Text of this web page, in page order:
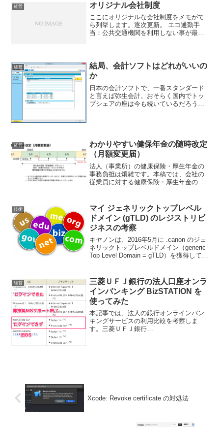
が、この新サービスは、水力...
経営 オリジナル会社制度
ここにオリジナルな会社制度をメモがて
ら列挙します。逐次更新。 エコ通勤手
当：公共交通機関を利用しない事が最善
き。自転車通勤時の万が一...
経営
結局、会計ソフトはどれがいいの
か
日本の会計ソフトで、一番スタンダード
と言えば弥生会計。おそらく国内でトッ
プシェアの座は今も続いているだろう。
経営
わかりやすい健保年金の随時改定
（月額変更届）
法人（事業所）の健康保険・厚生年金の
事務負担は煩雑です。本稿では、会社の
従業員に対する健康保険・厚生年金の保
て定時と随時の二種類があります。正式
には「定時決定（算定基礎...
技術
マイ ジェネリックトップレベル
ドメイン (gTLD) のレジストリビ
ジネスの考察
キヤノンは、2016年5月に .canon のジェ
ネリックトップレベルドメイン（generic
Top Level Domain = gTLD）を獲得して、
経営
三菱ＵＦＪ銀行の法人口座オンラ
インバンキング BizSTATION を
使ってみた
本記事では、法人の銀行オンラインバン
キングサービスの利用比較を考察しま
す。三菱ＵＦＪ銀行
Xcode: Revoke certificate の対処法